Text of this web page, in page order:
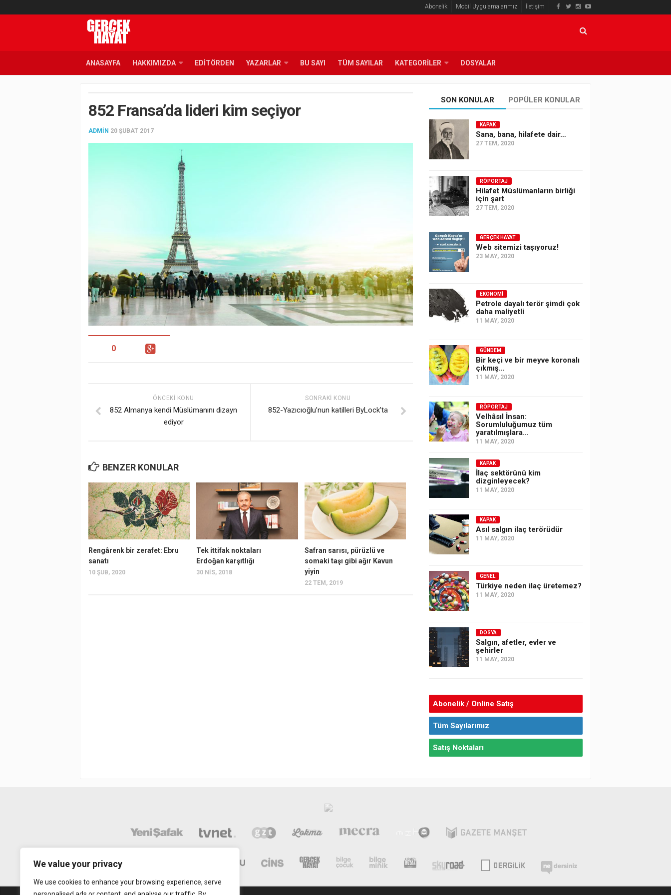
We value your privacy
We use cookies to enhance your browsing experience, serve
Abonelik Mobil Uygulamalarımız İletişim
ANASAYFA HAKKIMIZDA EDITÖRDEN YAZARLAR BU SAYI TÜM SAYILAR KATEGORILER DOSYALAR
852 Fransa’da lideri kim seçiyor
ADMIN 20 ŞUBAT 2017
0
SONRAKI KONU
852-Yazıcıoğlu’nun katilleri ByLock’ta
ÖNCEKI KONU
852 Almanya kendi Müslümanını dizayn
ediyor
BENZER KONULAR
Rengârenk bir zerafet: Ebru
sanatı
10 ŞUB, 2020
Tek ittifak noktaları
Erdoğan karşıtlığı
30 NIS, 2018
Safran sarısı, pürüzlü ve
somaki taşı gibi ağır Kavun
yiyin
22 TEM, 2019
SON KONULAR POPÜLER KONULAR
KAPAK
Sana, bana, hilafete dair…
27 TEM, 2020
RÖPORTAJ
Hilafet Müslümanların birliği
için şart
27 TEM, 2020
GERÇEK HAYAT
Web sitemizi taşıyoruz!
23 MAY, 2020
EKONOMI
Petrole dayalı terör şimdi çok
daha maliyetli
11 MAY, 2020
GÜNDEM
Bir keçi ve bir meyve koronalı
çıkmış…
11 MAY, 2020
RÖPORTAJ
Velhâsıl İnsan:
Sorumluluğumuz tüm
yaratılmışlara…
11 MAY, 2020
KAPAK
İlaç sektörünü kim
dizginleyecek?
11 MAY, 2020
KAPAK
Asıl salgın ilaç terörüdür
11 MAY, 2020
GENEL
Türkiye neden ilaç üretemez?
11 MAY, 2020
DOSYA
Salgın, afetler, evler ve
şehirler
11 MAY, 2020
Abonelik / Online Satış
Tüm Sayılarımız
Satış Noktaları